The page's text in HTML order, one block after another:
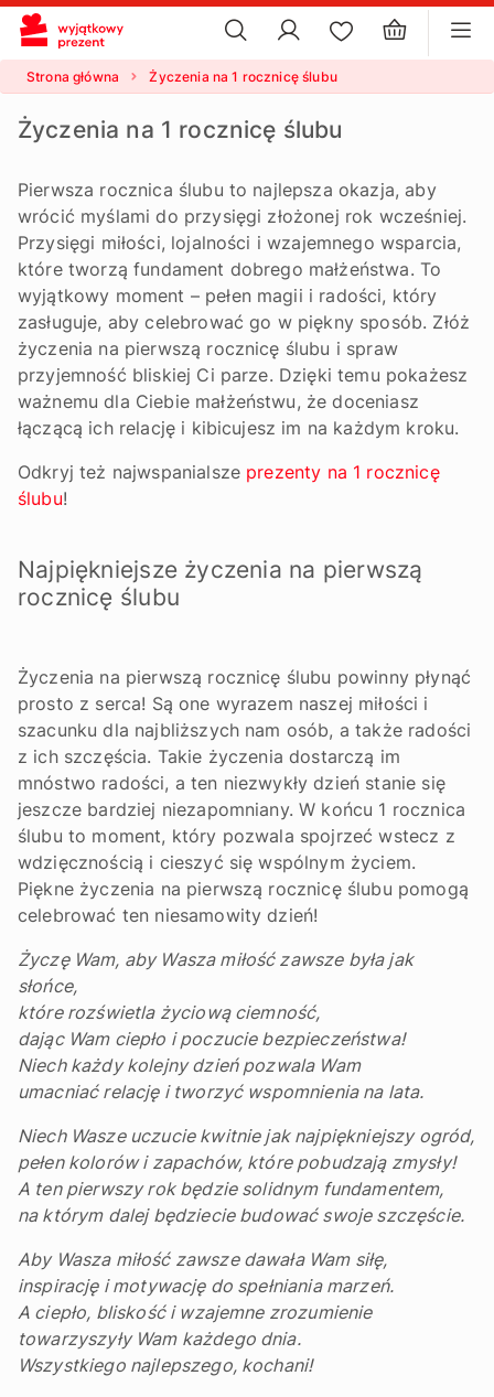
×
Strona główna Życzenia na 1 rocznicę ślubu
Życzenia na 1 rocznicę ślubu
Pierwsza rocznica ślubu to najlepsza okazja, aby
wrócić myślami do przysięgi złożonej rok wcześniej.
Przysięgi miłości, lojalności i wzajemnego wsparcia,
które tworzą fundament dobrego małżeństwa. To
wyjątkowy moment – pełen magii i radości, który
zasługuje, aby celebrować go w piękny sposób. Złóż
życzenia na pierwszą rocznicę ślubu i spraw
przyjemność bliskiej Ci parze. Dzięki temu pokażesz
ważnemu dla Ciebie małżeństwu, że doceniasz
łączącą ich relację i kibicujesz im na każdym kroku.
Odkryj też najwspanialsze prezenty na 1 rocznicę
ślubu!
Najpiękniejsze życzenia na pierwszą
rocznicę ślubu
Życzenia na pierwszą rocznicę ślubu powinny płynąć
prosto z serca! Są one wyrazem naszej miłości i
szacunku dla najbliższych nam osób, a także radości
z ich szczęścia. Takie życzenia dostarczą im
mnóstwo radości, a ten niezwykły dzień stanie się
jeszcze bardziej niezapomniany. W końcu 1 rocznica
ślubu to moment, który pozwala spojrzeć wstecz z
wdzięcznością i cieszyć się wspólnym życiem.
Piękne życzenia na pierwszą rocznicę ślubu pomogą
celebrować ten niesamowity dzień!
Życzę Wam, aby Wasza miłość zawsze była jak
słońce,
które rozświetla życiową ciemność,
dając Wam ciepło i poczucie bezpieczeństwa!
Niech każdy kolejny dzień pozwala Wam
umacniać relację i tworzyć wspomnienia na lata.
Niech Wasze uczucie kwitnie jak najpiękniejszy ogród,
pełen kolorów i zapachów, które pobudzają zmysły!
A ten pierwszy rok będzie solidnym fundamentem,
na którym dalej będziecie budować swoje szczęście.
Aby Wasza miłość zawsze dawała Wam siłę,
inspirację i motywację do spełniania marzeń.
A ciepło, bliskość i wzajemne zrozumienie
towarzyszyły Wam każdego dnia.
Wszystkiego najlepszego, kochani!
ustawienia plików cookie
×